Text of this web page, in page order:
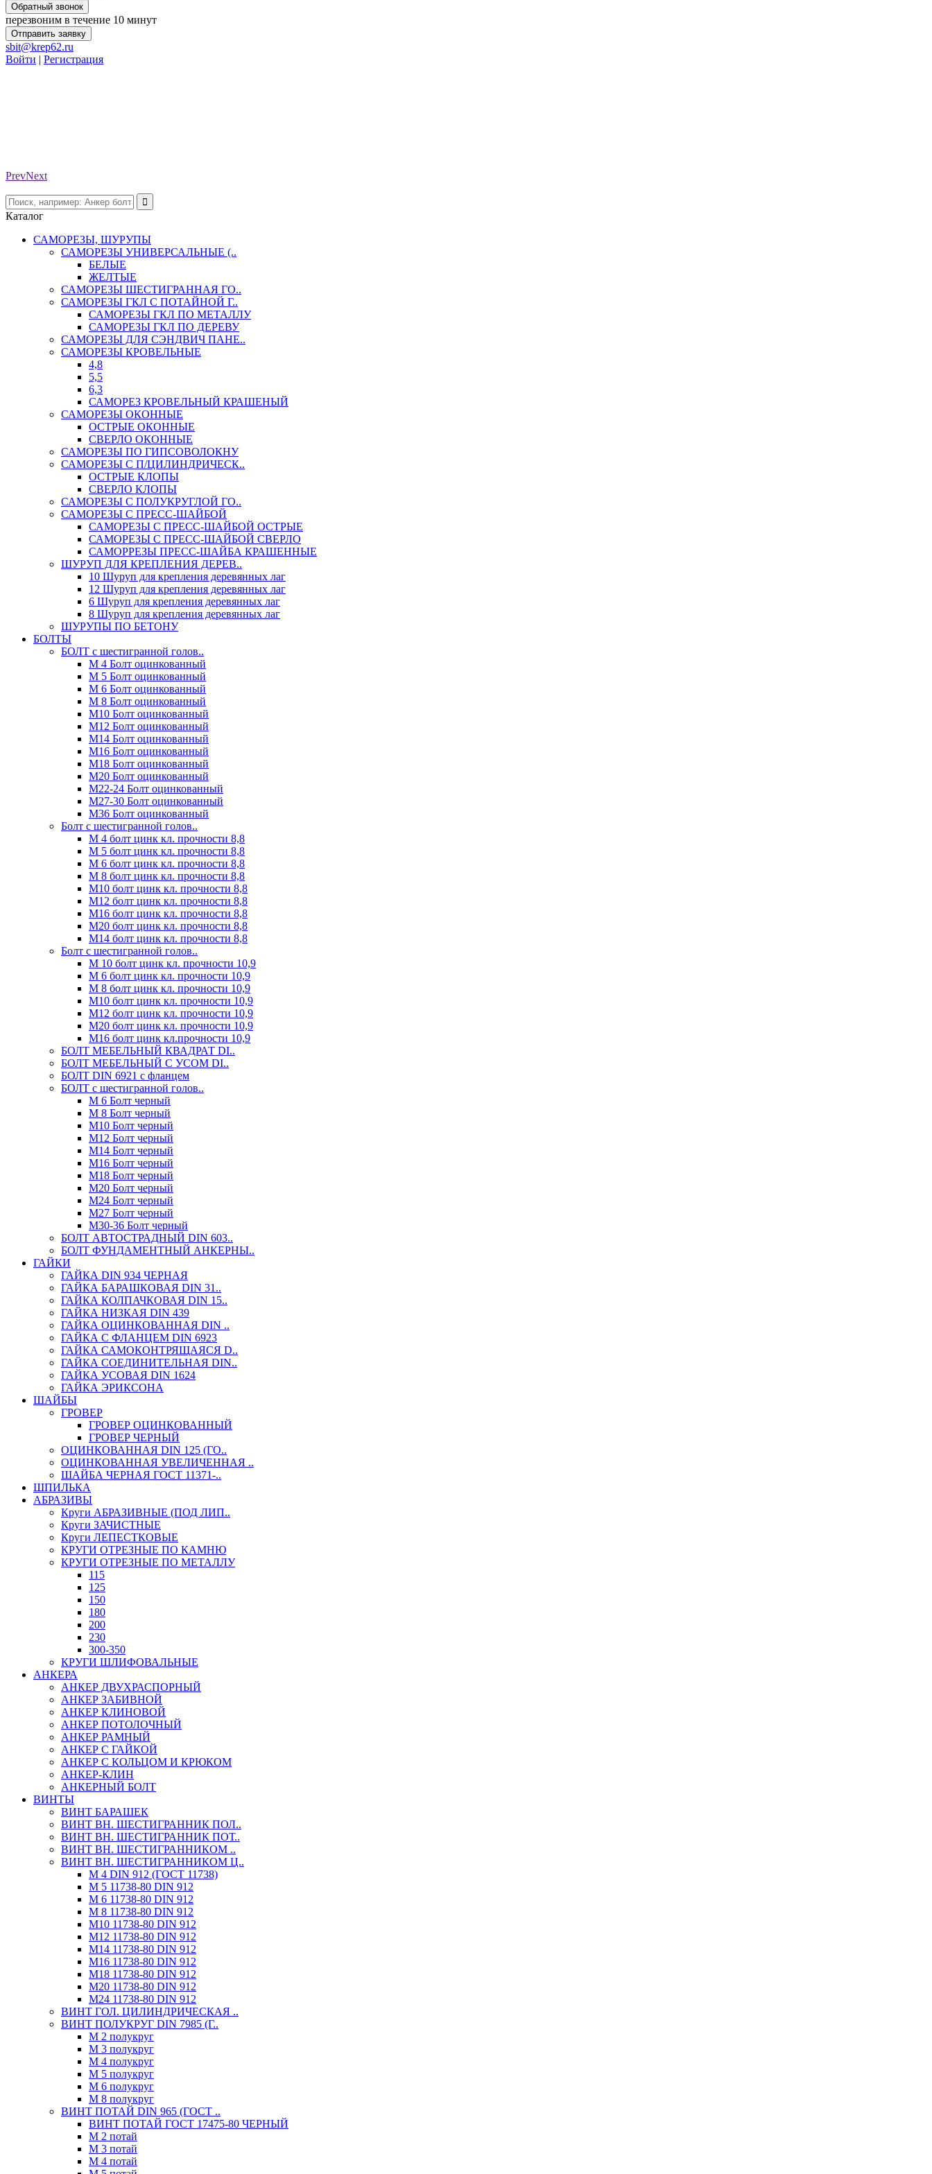
Обратный звонок
перезвоним в течение 10 минут
Отправить заявку
sbit@krep62.ru
Войти | Регистрация
PrevNext
Каталог
САМОРЕЗЫ, ШУРУПЫ
САМОРЕЗЫ УНИВЕРСАЛЬНЫЕ (..
БЕЛЫЕ
ЖЕЛТЫЕ
САМОРЕЗЫ ШЕСТИГРАННАЯ ГО..
САМОРЕЗЫ ГКЛ С ПОТАЙНОЙ Г..
САМОРЕЗЫ ГКЛ ПО МЕТАЛЛУ
САМОРЕЗЫ ГКЛ ПО ДЕРЕВУ
САМОРЕЗЫ ДЛЯ СЭНДВИЧ ПАНЕ..
САМОРЕЗЫ КРОВЕЛЬНЫЕ
4,8
5,5
6,3
САМОРЕЗ КРОВЕЛЬНЫЙ КРАШЕНЫЙ
САМОРЕЗЫ ОКОННЫЕ
ОСТРЫЕ ОКОННЫЕ
СВЕРЛО ОКОННЫЕ
САМОРЕЗЫ ПО ГИПСОВОЛОКНУ
САМОРЕЗЫ С П/ЦИЛИНДРИЧЕСК..
ОСТРЫЕ КЛОПЫ
СВЕРЛО КЛОПЫ
САМОРЕЗЫ С ПОЛУКРУГЛОЙ ГО..
САМОРЕЗЫ С ПРЕСС-ШАЙБОЙ
САМОРЕЗЫ С ПРЕСС-ШАЙБОЙ ОСТРЫЕ
САМОРЕЗЫ С ПРЕСС-ШАЙБОЙ СВЕРЛО
САМОРРЕЗЫ ПРЕСС-ШАЙБА КРАШЕННЫЕ
ШУРУП ДЛЯ КРЕПЛЕНИЯ ДЕРЕВ..
10 Шуруп для крепления деревянных лаг
12 Шуруп для крепления деревянных лаг
6 Шуруп для крепления деревянных лаг
8 Шуруп для крепления деревянных лаг
ШУРУПЫ ПО БЕТОНУ
БОЛТЫ
БОЛТ с шестигранной голов..
М 4 Болт оцинкованный
М 5 Болт оцинкованный
М 6 Болт оцинкованный
М 8 Болт оцинкованный
М10 Болт оцинкованный
М12 Болт оцинкованный
М14 Болт оцинкованный
М16 Болт оцинкованный
М18 Болт оцинкованный
М20 Болт оцинкованный
М22-24 Болт оцинкованный
М27-30 Болт оцинкованный
М36 Болт оцинкованный
Болт с шестигранной голов..
М 4 болт цинк кл. прочности 8,8
М 5 болт цинк кл. прочности 8,8
М 6 болт цинк кл. прочности 8,8
М 8 болт цинк кл. прочности 8,8
М10 болт цинк кл. прочности 8,8
М12 болт цинк кл. прочности 8,8
М16 болт цинк кл. прочности 8,8
М20 болт цинк кл. прочности 8,8
М14 болт цинк кл. прочности 8,8
Болт с шестигранной голов..
М 10 болт цинк кл. прочности 10,9
М 6 болт цинк кл. прочности 10,9
М 8 болт цинк кл. прочности 10,9
М10 болт цинк кл. прочности 10,9
М12 болт цинк кл. прочности 10,9
М20 болт цинк кл. прочности 10,9
М16 болт цинк кл.прочности 10,9
БОЛТ МЕБЕЛЬНЫЙ КВАДРАТ DI..
БОЛТ МЕБЕЛЬНЫЙ С УСОМ DI..
БОЛТ DIN 6921 c фланцем
БОЛТ с шестигранной голов..
М 6 Болт черный
М 8 Болт черный
М10 Болт черный
М12 Болт черный
М14 Болт черный
М16 Болт черный
М18 Болт черный
М20 Болт черный
М24 Болт черный
М27 Болт черный
М30-36 Болт черный
БОЛТ АВТОСТРАДНЫЙ DIN 603..
БОЛТ ФУНДАМЕНТНЫЙ АНКЕРНЫ..
ГАЙКИ
ГАЙКА DIN 934 ЧЕРНАЯ
ГАЙКА БАРАШКОВАЯ DIN 31..
ГАЙКА КОЛПАЧКОВАЯ DIN 15..
ГАЙКА НИЗКАЯ DIN 439
ГАЙКА ОЦИНКОВАННАЯ DIN ..
ГАЙКА С ФЛАНЦЕМ DIN 6923
ГАЙКА САМОКОНТРЯЩАЯСЯ D..
ГАЙКА СОЕДИНИТЕЛЬНАЯ DIN..
ГАЙКА УСОВАЯ DIN 1624
ГАЙКА ЭРИКСОНА
ШАЙБЫ
ГРОВЕР
ГРОВЕР ОЦИНКОВАННЫЙ
ГРОВЕР ЧЕРНЫЙ
ОЦИНКОВАННАЯ DIN 125 (ГО..
ОЦИНКОВАННАЯ УВЕЛИЧЕННАЯ ..
ШАЙБА ЧЕРНАЯ ГОСТ 11371-..
ШПИЛЬКА
АБРАЗИВЫ
Круги АБРАЗИВНЫЕ (ПОД ЛИП..
Круги ЗАЧИСТНЫЕ
Круги ЛЕПЕСТКОВЫЕ
КРУГИ ОТРЕЗНЫЕ ПО КАМНЮ
КРУГИ ОТРЕЗНЫЕ ПО МЕТАЛЛУ
115
125
150
180
200
230
300-350
КРУГИ ШЛИФОВАЛЬНЫЕ
АНКЕРА
АНКЕР ДВУХРАСПОРНЫЙ
АНКЕР ЗАБИВНОЙ
АНКЕР КЛИНОВОЙ
АНКЕР ПОТОЛОЧНЫЙ
АНКЕР РАМНЫЙ
АНКЕР С ГАЙКОЙ
АНКЕР С КОЛЬЦОМ И КРЮКОМ
АНКЕР-КЛИН
АНКЕРНЫЙ БОЛТ
ВИНТЫ
ВИНТ БАРАШЕК
ВИНТ ВН. ШЕСТИГРАННИК ПОЛ..
ВИНТ ВН. ШЕСТИГРАННИК ПОТ..
ВИНТ ВН. ШЕСТИГРАННИКОМ ..
ВИНТ ВН. ШЕСТИГРАННИКОМ Ц..
М 4 DIN 912 (ГОСТ 11738)
М 5 11738-80 DIN 912
М 6 11738-80 DIN 912
М 8 11738-80 DIN 912
М10 11738-80 DIN 912
М12 11738-80 DIN 912
М14 11738-80 DIN 912
М16 11738-80 DIN 912
М18 11738-80 DIN 912
М20 11738-80 DIN 912
М24 11738-80 DIN 912
ВИНТ ГОЛ. ЦИЛИНДРИЧЕСКАЯ ..
ВИНТ ПОЛУКРУГ DIN 7985 (Г..
М 2 полукруг
М 3 полукруг
М 4 полукруг
М 5 полукруг
М 6 полукруг
М 8 полукруг
ВИНТ ПОТАЙ DIN 965 (ГОСТ ..
ВИНТ ПОТАЙ ГОСТ 17475-80 ЧЕРНЫЙ
М 2 потай
М 3 потай
М 4 потай